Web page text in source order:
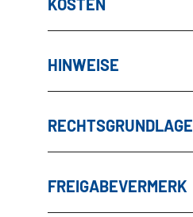
KOSTEN
HINWEISE
RECHTSGRUNDLAGE
FREIGABEVERMERK